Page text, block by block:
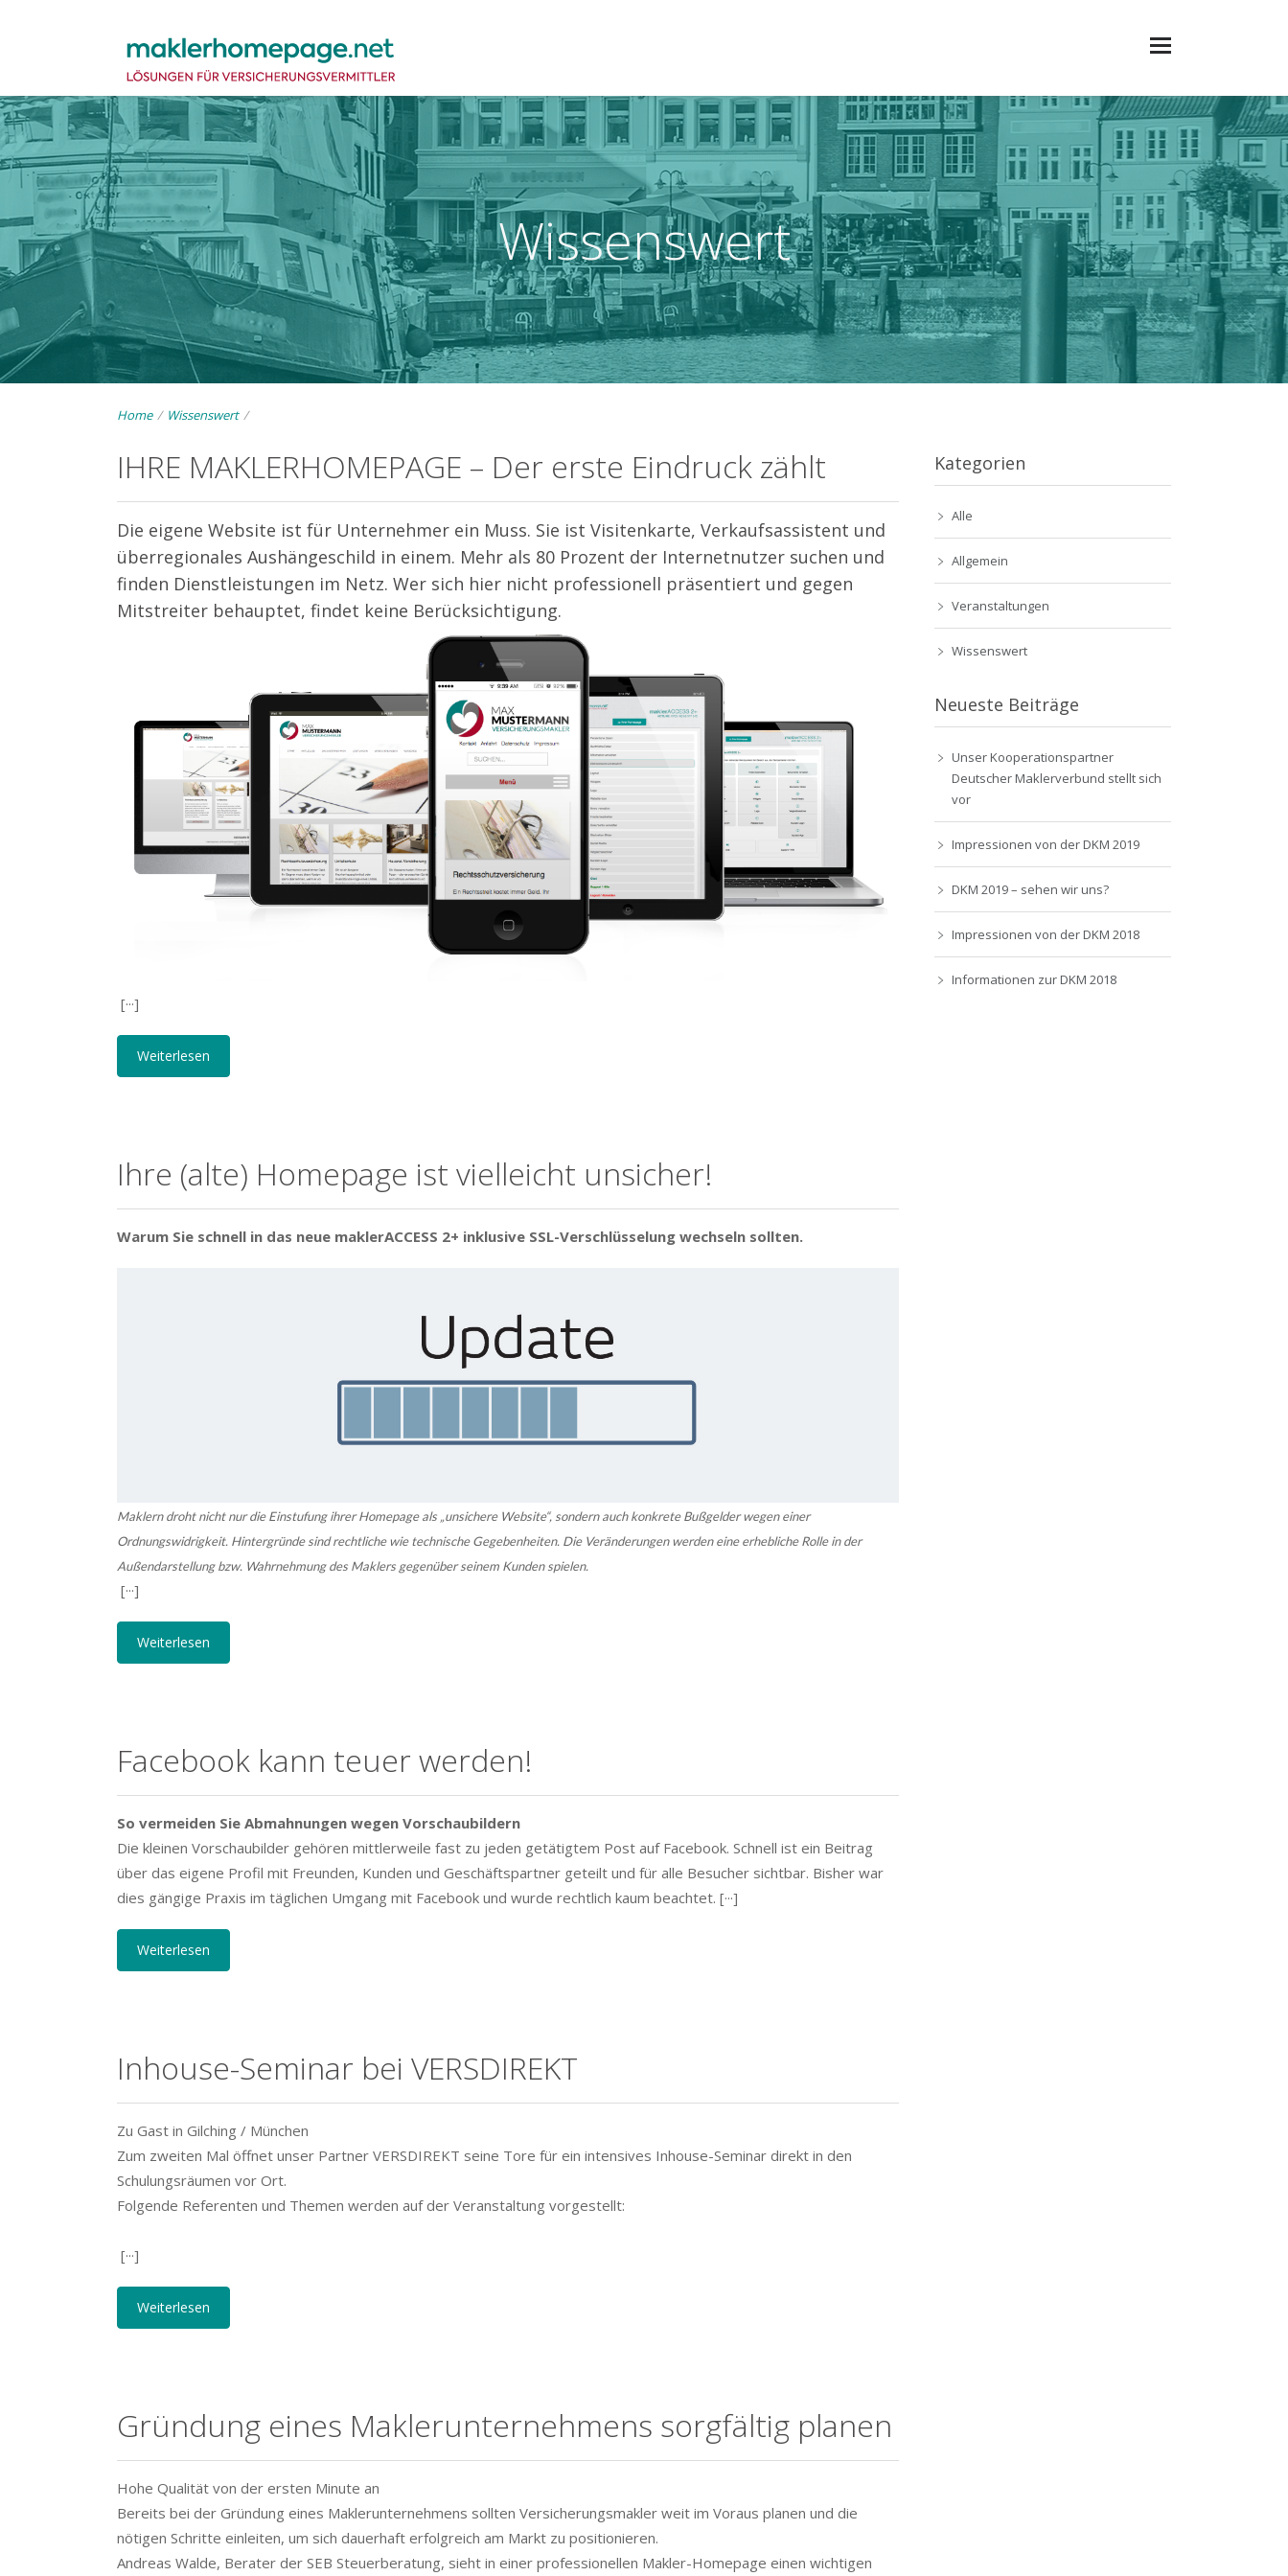
Wissenswert
Home / Wissenswert /
IHRE MAKLERHOMEPAGE – Der erste Eindruck zählt
Die eigene Website ist für Unternehmer ein Muss. Sie ist Visitenkarte, Verkaufsassistent und
überregionales Aushängeschild in einem. Mehr als 80 Prozent der Internetnutzer suchen und
finden Dienstleistungen im Netz. Wer sich hier nicht professionell präsentiert und gegen
Mitstreiter behauptet, findet keine Berücksichtigung.
[···]
Weiterlesen
Ihre (alte) Homepage ist vielleicht unsicher!
Warum Sie schnell in das neue maklerACCESS 2+ inklusive SSL-Verschlüsselung wechseln sollten.
Maklern droht nicht nur die Einstufung ihrer Homepage als „unsichere Website“, sondern auch konkrete Bußgelder wegen einer
Ordnungswidrigkeit. Hintergründe sind rechtliche wie technische Gegebenheiten. Die Veränderungen werden eine erhebliche Rolle in der
Außendarstellung bzw. Wahrnehmung des Maklers gegenüber seinem Kunden spielen.
[···]
Weiterlesen
Facebook kann teuer werden!
So vermeiden Sie Abmahnungen wegen Vorschaubildern
Die kleinen Vorschaubilder gehören mittlerweile fast zu jeden getätigtem Post auf Facebook. Schnell ist ein Beitrag
über das eigene Profil mit Freunden, Kunden und Geschäftspartner geteilt und für alle Besucher sichtbar. Bisher war
dies gängige Praxis im täglichen Umgang mit Facebook und wurde rechtlich kaum beachtet. [···]
Weiterlesen
Inhouse-Seminar bei VERSDIREKT
Zu Gast in Gilching / München
Zum zweiten Mal öffnet unser Partner VERSDIREKT seine Tore für ein intensives Inhouse-Seminar direkt in den
Schulungsräumen vor Ort.
Folgende Referenten und Themen werden auf der Veranstaltung vorgestellt:
[···]
Weiterlesen
Gründung eines Maklerunternehmens sorgfältig planen
Hohe Qualität von der ersten Minute an
Bereits bei der Gründung eines Maklerunternehmens sollten Versicherungsmakler weit im Voraus planen und die
nötigen Schritte einleiten, um sich dauerhaft erfolgreich am Markt zu positionieren.
Andreas Walde, Berater der SEB Steuerberatung, sieht in einer professionellen Makler-Homepage einen wichtigen
Kategorien
Alle
Allgemein
Veranstaltungen
Wissenswert
Neueste Beiträge
Unser Kooperationspartner
Deutscher Maklerverbund stellt sich
vor
Impressionen von der DKM 2019
DKM 2019 – sehen wir uns?
Impressionen von der DKM 2018
Informationen zur DKM 2018